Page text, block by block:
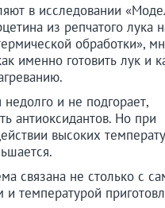
в исследовании
из репчатого лука
обработки»,
именно готовить лук и
и не подгорает,
антиоксидантов. Но при
высоких
связана не столько с
и температурой